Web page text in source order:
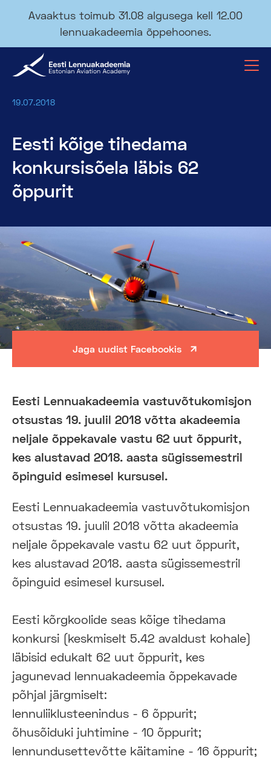
Avaaktus toimub 31.08 algusega kell 12.00
lennuakadeemia õppehoones.
19.07.2018
Eesti kõige tihedama
konkursisõela läbis 62
õppurit
Jaga uudist Facebookis
Eesti Lennuakadeemia vastuvõtukomisjon
otsustas 19. juulil 2018 võtta akadeemia
neljale õppekavale vastu 62 uut õppurit,
kes alustavad 2018. aasta sügissemestril
õpinguid esimesel kursusel.
Eesti Lennuakadeemia vastuvõtukomisjon
otsustas 19. juulil 2018 võtta akadeemia
neljale õppekavale vastu 62 uut õppurit,
kes alustavad 2018. aasta sügissemestril
õpinguid esimesel kursusel.
Eesti kõrgkoolide seas kõige tihedama
konkursi (keskmiselt 5.42 avaldust kohale)
läbisid edukalt 62 uut õppurit, kes
jagunevad lennuakadeemia õppekavade
põhjal järgmiselt:
lennuliiklusteenindus - 6 õppurit;
õhusõiduki juhtimine - 10 õppurit;
lennundusettevõtte käitamine - 16 õppurit;